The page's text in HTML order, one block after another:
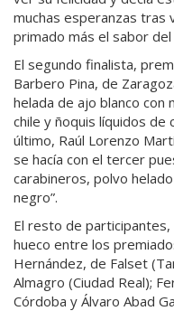
muchas esperanzas tras
primado más el sabor
El segundo finalista,
Barbero Pina, de
helada de ajo blanco con
chile y ñoquis líquidos de
último, Raúl Lorenzo
se hacía con el tercer
carabineros, polvo
negro”.
El resto de participantes,
hueco entre los
Hernández, de Falset
Almagro (Ciudad Real);
Córdoba y Álvaro Abad